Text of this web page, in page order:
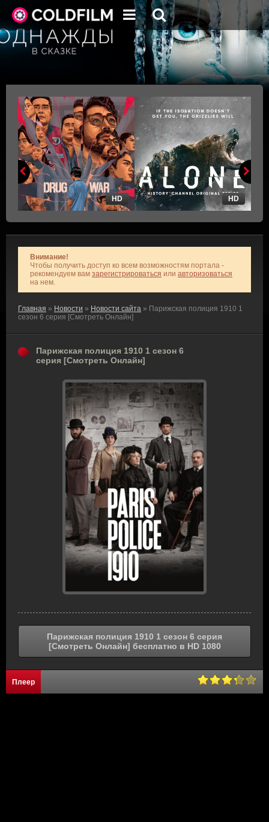
HD HD
Внимание!
Чтобы получить доступ ко всем возможностям портала -
рекомендуем вам зарегистрироваться или авторизоваться
на нем.
Главная » Новости » Новости сайта » Парижская полиция 1910 1
сезон 6 серия [Смотреть Онлайн]
Парижская полиция 1910 1 сезон 6
серия [Смотреть Онлайн]
Парижская полиция 1910 1 сезон 6 серия
[Смотреть Онлайн] бесплатно в HD 1080
Плеер